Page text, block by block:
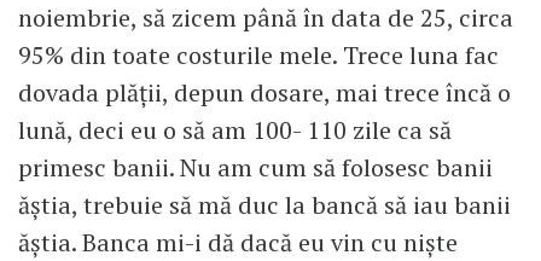
noiembrie, să zicem până în data de 25, circa
95% din toate costurile mele. Trece luna fac
dovada plății, depun dosare, mai trece încă o
lună, deci eu o să am 100- 110 zile ca să
primesc banii. Nu am cum să folosesc banii
ăștia, trebuie să mă duc la bancă să iau banii
ăștia. Banca mi-i dă dacă eu vin cu niște